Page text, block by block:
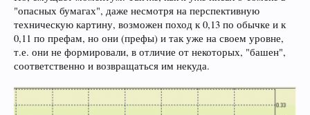
"опасных бумагах", даже несмотря на перспективную
техническую картину, возможен поход к 0,13 по обычке и к
0,11 по префам, но они (префы) и так уже на своем уровне,
т.е. они не формировали, в отличие от некоторых, "башен",
соответственно и возвращаться им некуда.